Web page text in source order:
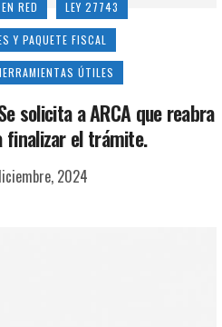
RED LEY 27743
Y PAQUETE FISCAL
ÚTILES
solicita a ARCA que reabra
finalizar el trámite.
2024